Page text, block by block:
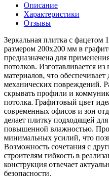
Описание
Характеристики
Отзывы
Зеркальная плитка с фацетом
размером 200х200 мм в
предназначена для
потолков. Изготавливается
материалов, что
механических повреждений.
скрывать профили и
потолка. Графитовый цвет
современных офисов и зон
делает плитку подходящей
повышенной влажностью.
минимальных усилий, что
Возможность сочетания с
строителям гибкость в
конструкция отвечает
безопасности.